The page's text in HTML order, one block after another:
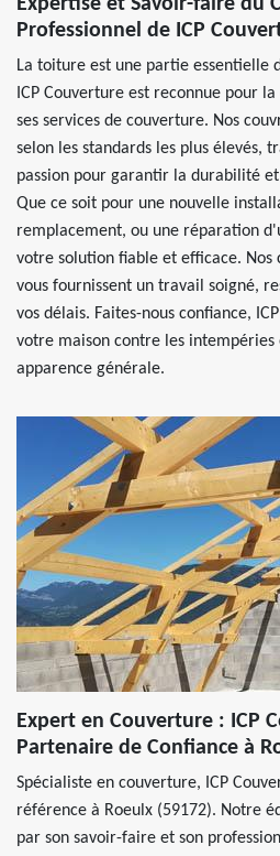
Expertise et Savoir-faire du
Professionnel de ICP
La toiture est une partie essentielle
ICP Couverture est reconnue pour
ses services de couverture. Nos
selon les standards les plus élevés,
passion pour garantir la durabilité
Que ce soit pour une nouvelle
remplacement, ou une réparation
votre solution fiable et efficace. Nos
vous fournissent un travail soigné,
vos délais. Faites-nous confiance,
votre maison contre les
apparence générale.
Expert en Couverture : ICP
Partenaire de Confiance à
Spécialiste en couverture, ICP
référence à Roeulx (59172). Notre
par son savoir-faire et son